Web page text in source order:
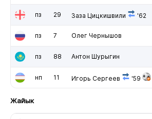
пз 29 Заза Цицкишвили '62
пз 7 Олег Чернышов
пз 88 Антон Шурыгин
нп 11 Игорь Сергеев '59
Жайык